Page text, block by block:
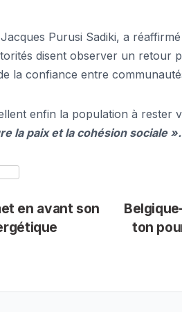
Purusi Sadiki, a
disent observer un retour
la confiance entre
enfin la population à rester
la paix et la cohésion sociale ».
ton
en avant son